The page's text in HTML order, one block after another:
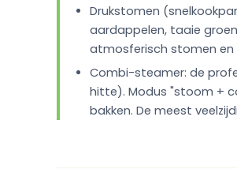
Drukstomen
aardappelen, taaie
atmosferisch stomen en
Combi-steamer: de
hitte). Modus "stoom +
bakken. De meest